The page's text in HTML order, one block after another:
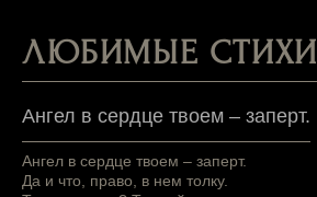
ЛЮБИМЫЕ СТИХИ
Ангел в сердце твоем – заперт.
Ангел в сердце твоем – заперт.
Да и что, право, в нем толку.